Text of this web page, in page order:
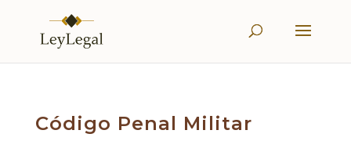
Código Penal Militar